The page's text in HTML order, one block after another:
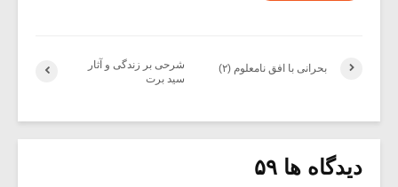
شرحی بر زندگی و آثار
سید برت
بحرانی با افق نامعلوم (۲)
دیدگاه ها ۵۹